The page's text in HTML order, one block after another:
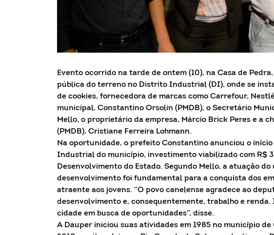
Evento ocorrido na tarde de ontem (10), na Casa de
pública do terreno no Distrito Industrial (DI), onde se
de cookies, fornecedora de marcas como Carrefour,
municipal, Constantino Orsolin (PMDB), o Secretário
Mello, o proprietário da empresa, Márcio Brick Peres e a
(PMDB), Cristiane Ferreira Lohmann.
Na oportunidade, o prefeito Constantino anunciou o
Industrial do município, investimento viabilizado com R$
Desenvolvimento do Estado. Segundo Mello, a atuação
desenvolvimento foi fundamental para a conquista dos
atraente aos jovens. “O povo canelense agradece ao
desenvolvimento e, consequentemente, trabalho e renda.
cidade em busca de oportunidades”, disse.
A Dauper iniciou suas atividades em 1985 no município de